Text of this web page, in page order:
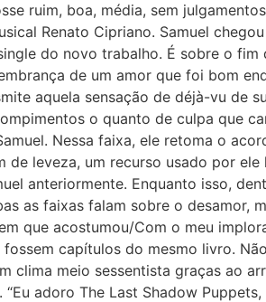
ruim, boa, média, sem
Renato Cipriano. Samuel
do novo trabalho. É sobre o
de um amor que foi bom
aquela sensação de déjà-vu de
o quanto de culpa que
Nessa faixa, ele retoma o
de leveza, um recurso usado por
anteriormente. Enquanto isso,
as faixas falam sobre o
que acostumou/Com o meu
capítulos do mesmo livro.
clima meio sessentista graças ao
“Eu adoro The Last Shadow